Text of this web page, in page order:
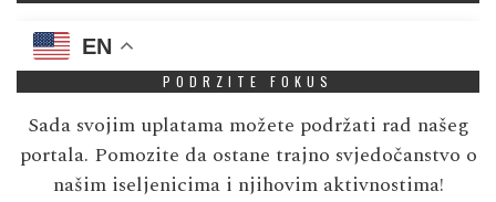
EN
PODRZITE FOKUS
Sada svojim uplatama možete podržati rad našeg
portala. Pomozite da ostane trajno svjedočanstvo o
našim iseljenicima i njihovim aktivnostima!